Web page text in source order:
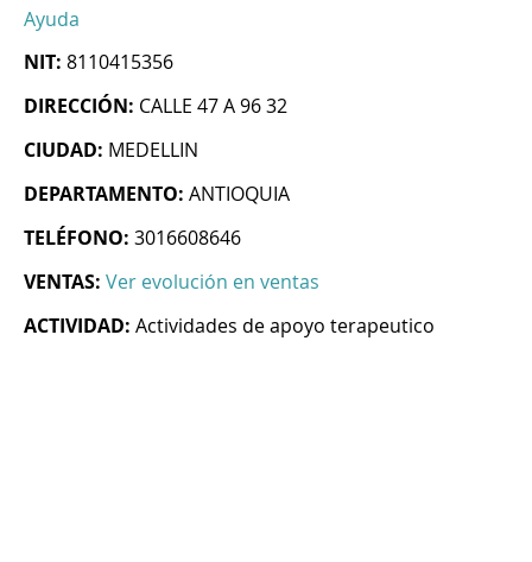
Ayuda
NIT: 8110415356
DIRECCIÓN: CALLE 47 A 96 32
CIUDAD: MEDELLIN
DEPARTAMENTO: ANTIOQUIA
TELÉFONO: 3016608646
VENTAS: Ver evolución en ventas
ACTIVIDAD: Actividades de apoyo terapeutico